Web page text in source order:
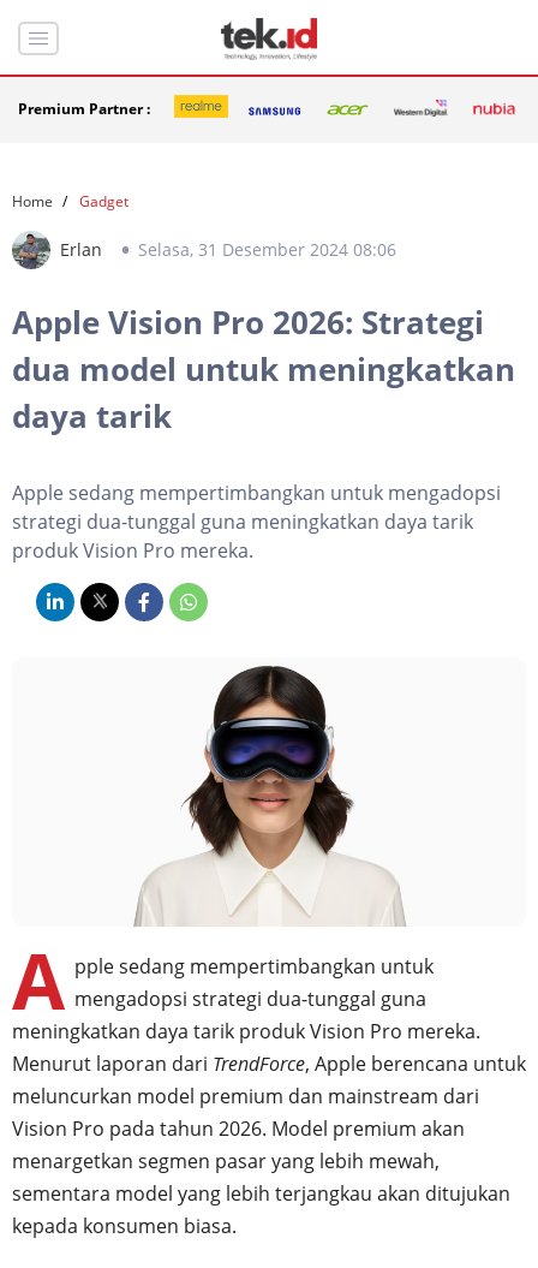
Premium Partner :
Home Gadget
Erlan Selasa, 31 Desember 2024 08:06
Apple Vision Pro 2026: Strategi
dua model untuk meningkatkan
daya tarik
Apple sedang mempertimbangkan untuk mengadopsi
strategi dua-tunggal guna meningkatkan daya tarik
produk Vision Pro mereka.
A pple sedang mempertimbangkan untuk
mengadopsi strategi dua-tunggal guna
meningkatkan daya tarik produk Vision Pro mereka.
Menurut laporan dari TrendForce, Apple berencana untuk
meluncurkan model premium dan mainstream dari
Vision Pro pada tahun 2026. Model premium akan
menargetkan segmen pasar yang lebih mewah,
sementara model yang lebih terjangkau akan ditujukan
kepada konsumen biasa.